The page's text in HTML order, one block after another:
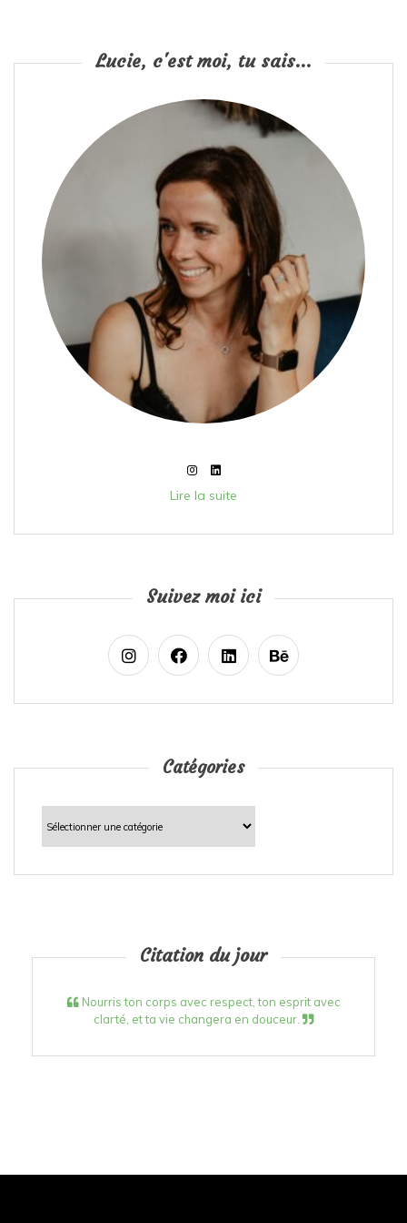
Lucie, c'est moi, tu sais...
Lire la suite
Suivez moi ici
Catégories
Catégories
Citation du jour
Nourris ton corps avec respect, ton esprit avec
clarté, et ta vie changera en douceur.